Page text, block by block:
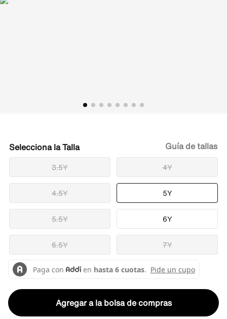
Talla
3.5Y 4Y
4.5Y 5Y
5.5Y 6Y
6.5Y 7Y
Guía de tallas
Agregar a la bolsa de compras